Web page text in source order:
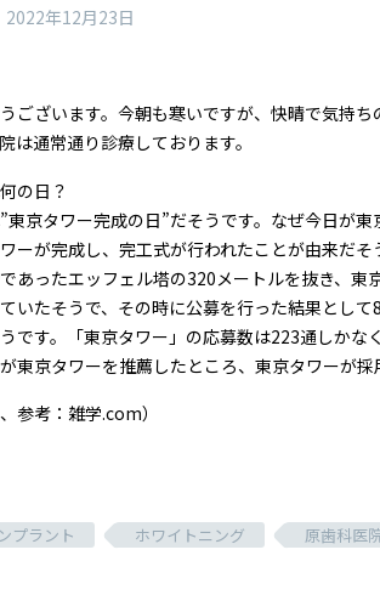
2022年12月23日
ございます。今朝も寒いですが、快晴で気持
は通常通り診療しております。
の日？
東京タワー完成の日”だそうです。なぜ今日が
ーが完成し、完工式が行われたことが由来だ
あったエッフェル塔の320メートルを抜き、
いたそうで、その時に公募を行った結果とし
です。「東京タワー」の応募数は223通しか
東京タワーを推薦したところ、東京タワーが採
、参考：雑学.com）
プラント ホワイトニング 原歯科医